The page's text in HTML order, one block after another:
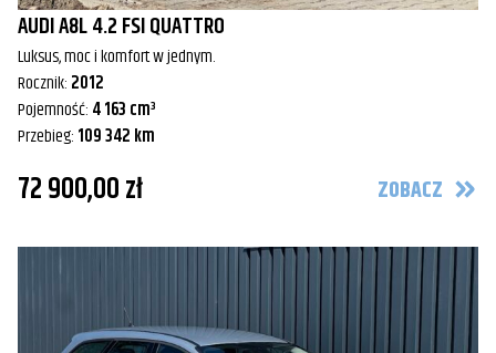
AUDI A8L 4.2 FSI QUATTRO
Luksus, moc i komfort w jednym.
Rocznik: 2012
Pojemność: 4 163 cm³
Przebieg: 109 342 km
72 900,00 zł ZOBACZ